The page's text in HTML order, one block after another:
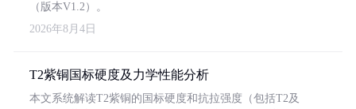
（版本V1.2）。
2026年8月4日
T2紫铜国标硬度及力学性能分析
本文系统解读T2紫铜的国标硬度和抗拉强度（包括T2及